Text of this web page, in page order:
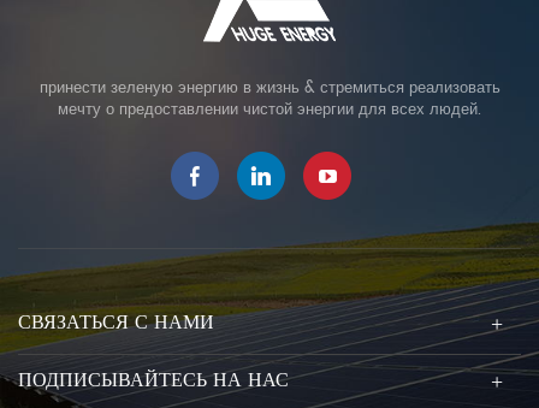
принести зеленую энергию в жизнь & стремиться реализовать
мечту о предоставлении чистой энергии для всех людей.
СВЯЗАТЬСЯ С НАМИ
ПОДПИСЫВАЙТЕСЬ НА НАС